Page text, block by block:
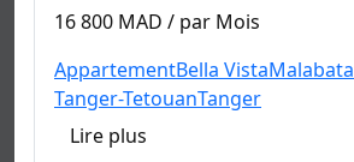
16 800 MAD / par Mois
AppartementBella VistaMalabata
Tanger-TetouanTanger
Lire plus